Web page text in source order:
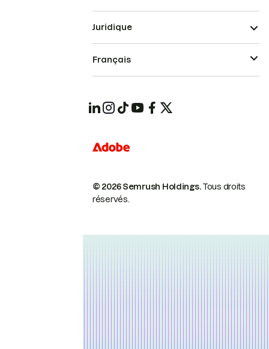
© 2026 Semrush Holdings.Tous droits
réservés.
Juridique
Français